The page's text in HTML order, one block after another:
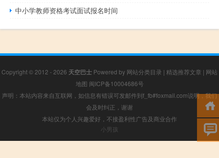
中小学教师资格考试面试报名时间
Copyright © 2012 - 2026 天空巴士 Powered by 网站分类目录 | 精选推荐文章 | 网站
地图 闽ICP备10004686号
声明：本站内容来自互联网，如信息有错误可发邮件到f_fb#foxmail.com说明，我们
会及时纠正，谢谢
本站仅为个人兴趣爱好，不接盈利性广告及商业合作
小男孩